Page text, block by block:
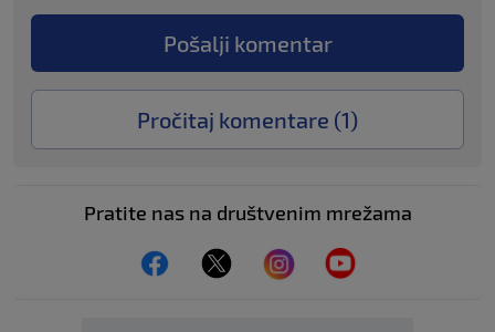
Pošalji komentar
Pročitaj komentare (1)
Pratite nas na društvenim mrežama